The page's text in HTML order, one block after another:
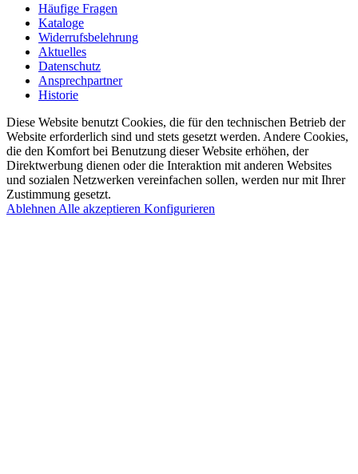
Häufige Fragen
Kataloge
Widerrufsbelehrung
Aktuelles
Datenschutz
Ansprechpartner
Historie
Diese Website benutzt Cookies, die für den technischen Betrieb der
Website erforderlich sind und stets gesetzt werden. Andere Cookies,
die den Komfort bei Benutzung dieser Website erhöhen, der
Direktwerbung dienen oder die Interaktion mit anderen Websites
und sozialen Netzwerken vereinfachen sollen, werden nur mit Ihrer
Zustimmung gesetzt.
Ablehnen Alle akzeptieren Konfigurieren